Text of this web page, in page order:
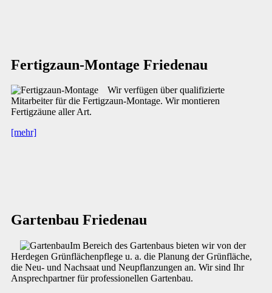
Fertigzaun-Montage Friedenau
Wir verfügen über qualifizierte
Mitarbeiter für die Fertigzaun-Montage. Wir montieren
Fertigzäune aller Art.
[mehr]
Gartenbau Friedenau
Im Bereich des Gartenbaus bieten wir von der
Herdegen Grünflächenpflege u. a. die Planung der Grünfläche,
die Neu- und Nachsaat und Neupflanzungen an. Wir sind Ihr
Ansprechpartner für professionellen Gartenbau.